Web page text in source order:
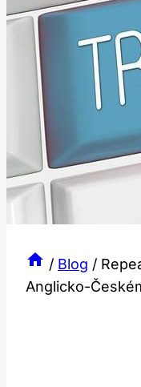
/ Blog /
Anglicko-